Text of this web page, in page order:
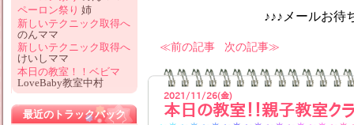
♪♪♪メールお待ちして
前の記事 次の記事
2021/11/26(金)
本日の教室！！親子教室ク
ペーロン祭り 姉
新しいテクニック取得へ
のんママ
新しいテクニック取得へ
けいしママ
本日の教室！！ベビマ
LoveBaby教室中村
最近のトラックバック